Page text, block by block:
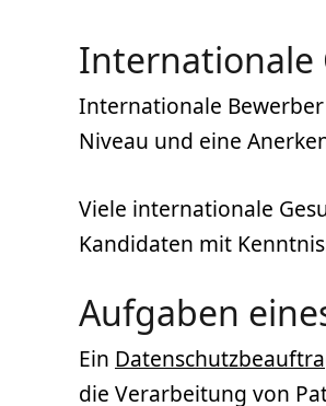
Internationale
Internationale
Niveau und eine
Viele internationale
Kandidaten mit
Aufgaben
Ein
die Verarbeitung von